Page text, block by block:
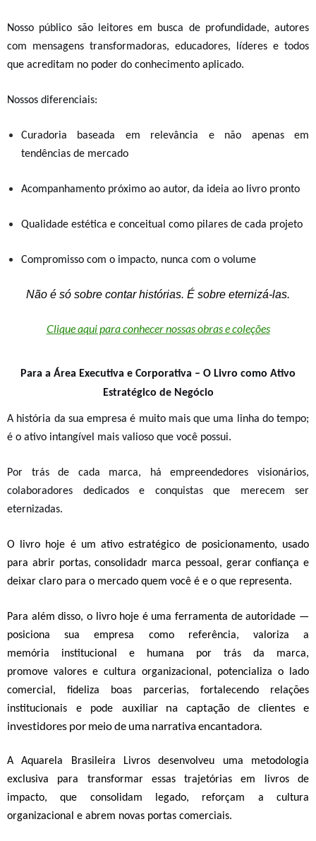
Nosso público são
leitores em busca de profundidade, autores
com mensagens transformadoras, educadores, líderes e todos
que acreditam no poder do conhecimento aplicado.
Nossos diferenciais:
Curadoria baseada em relevância e não apenas em
tendências de mercado
Acompanhamento próximo ao autor, da ideia ao livro pronto
Qualidade estética e conceitual como pilares de cada projeto
Compromisso com o impacto, nunca com o volume
Não é só sobre contar histórias. É sobre eternizá-las.
Clique aqui para conhecer nossas obras e coleções
Para a Área Executiva e Corporativa – O Livro como Ativo
Estratégico de Negócio
A história da sua empresa é muito mais que uma linha do tempo;
é o ativo intangível mais valioso que você possui.
Por trás de cada marca, há empreendedores visionários,
colaboradores dedicados e conquistas que merecem ser
eternizadas.
O livro hoje é um ativo estratégico de posicionamento, usado
para abrir portas, consolidadr marca pessoal, gerar confiança e
deixar claro para o mercado quem você é e o que representa.
Para além disso, o livro hoje éuma ferramenta deautoridade —
posiciona sua empresa como referência, valoriza a
memória institucional e humana por trás da marca,
promove valores e cultura organizacional, potencializa o lado
comercial, fideliza boas parcerias, fortalecendo relações
institucionais e pode auxiliarna captação de clientes e
investidores por meio de uma narrativa encantadora.
A Aquarela Brasileira Livros desenvolveu uma metodologia
exclusiva para transformar essas trajetórias em livros de
impacto,que consolidam legado, reforçam a cultura
organizacional e abrem novas portas comerciais.